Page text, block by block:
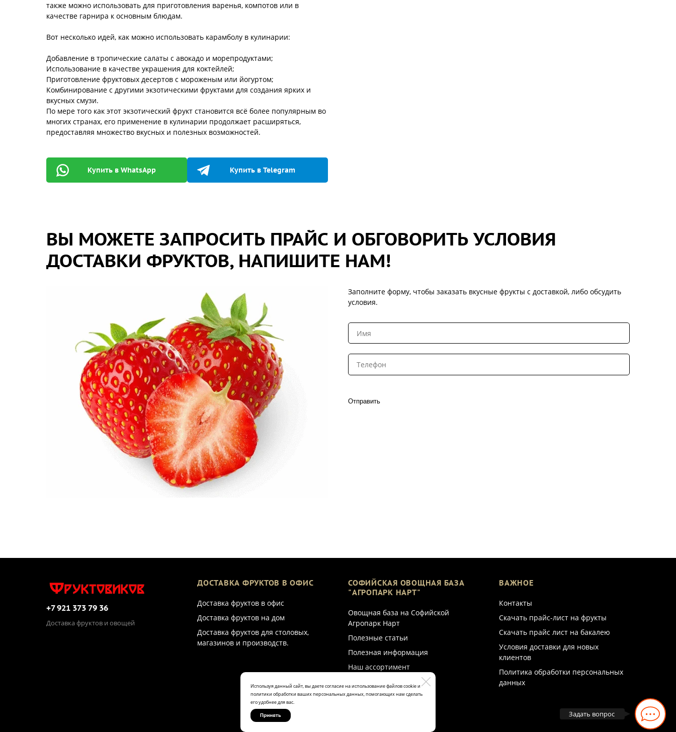
Используя данный сайт, вы даете согласие на использование файлов cookie и
политики обработки ваших персональных данных, помогающих нам сделать
его удобнее для вас.
Принять
Задать вопрос
также можно использовать для приготовления варенья, компотов или в
качестве гарнира к основным блюдам.
Вот несколько идей, как можно использовать карамболу в кулинарии:
Добавление в тропические салаты с авокадо и морепродуктами;
Использование в качестве украшения для коктейлей;
Приготовление фруктовых десертов с мороженым или йогуртом;
Комбинирование с другими экзотическими фруктами для создания ярких и
вкусных смузи.
По мере того как этот экзотический фрукт становится всё более популярным во
многих странах, его применение в кулинарии продолжает расширяться,
предоставляя множество вкусных и полезных возможностей.
Купить в WhatsApp Купить в Telegram
ВЫ МОЖЕТЕ ЗАПРОСИТЬ ПРАЙС И ОБГОВОРИТЬ УСЛОВИЯ
ДОСТАВКИ ФРУКТОВ, НАПИШИТЕ НАМ!
Заполните форму, чтобы заказать вкусные фрукты с доставкой, либо обсудить
условия.
Отправить
+7 921 373 79 36
Доставка фруктов и овощей
ДОСТАВКА ФРУКТОВ В ОФИС
Доставка фруктов в офис
Доставка фруктов на дом
Доставка фруктов для столовых,
магазинов и производств.
СОФИЙСКАЯ ОВОЩНАЯ БАЗА
"АГРОПАРК НАРТ"
Овощная база на Софийской
Агропарк Нарт
Полезные статьи
Полезная информация
Наш ассортимент
ВАЖНОЕ
Контакты
Скачать прайс-лист на фрукты
Скачать прайс лист на бакалею
Условия доставки для новых
клиентов
Политика обработки персональных
данных